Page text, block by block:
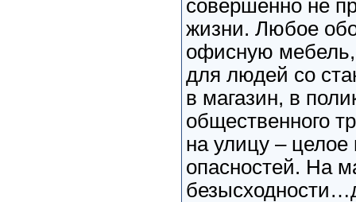
совершенно не
жизни. Любое
офисную мебель,
для людей со
в магазин, в
общественного
на улицу –
опасностей. На
безысходности…